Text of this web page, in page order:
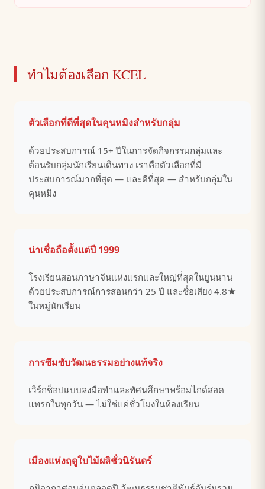
ทำไมต้องเลือก KCEL
ตัวเลือกที่ดีที่สุดในคุนหมิงสำหรับกลุ่ม
ด้วยประสบการณ์ 15+ ปีในการจัดกิจกรรมกลุ่มและ
ต้อนรับกลุ่มนักเรียนเดินทาง เราคือตัวเลือกที่มี
ประสบการณ์มากที่สุด — และดีที่สุด — สำหรับกลุ่มใน
คุนหมิง
น่าเชื่อถือตั้งแต่ปี 1999
โรงเรียนสอนภาษาจีนแห่งแรกและใหญ่ที่สุดในยูนนาน
ด้วยประสบการณ์การสอนกว่า 25 ปี และชื่อเสียง 4.8★
ในหมู่นักเรียน
การซึมซับวัฒนธรรมอย่างแท้จริง
เวิร์กช็อปแบบลงมือทำและทัศนศึกษาพร้อมไกด์สอด
แทรกในทุกวัน — ไม่ใช่แค่ชั่วโมงในห้องเรียน
เมืองแห่งฤดูใบไม้ผลิชั่วนิรันดร์